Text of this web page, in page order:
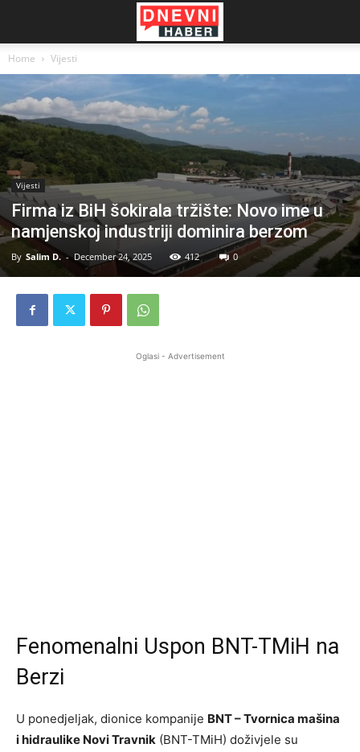
Home Vijesti
Vijesti
Firma iz BiH šokirala tržište: Novo ime u
namjenskoj industriji dominira berzom
By Salim D. - December 24, 2025 412 0
Oglasi - Advertisement
Fenomenalni Uspon BNT-TMiH na
Berzi
U ponedjeljak, dionice kompanije BNT – Tvornica mašina
i hidraulike Novi Travnik (BNT-TMiH) doživjele su